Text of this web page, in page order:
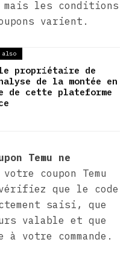
mais les conditions
varient.
also
propriétaire de
de la montée en
de cette plateforme
Temu ne
coupon Temu
que le code
saisi, que
valable et que
à votre commande.